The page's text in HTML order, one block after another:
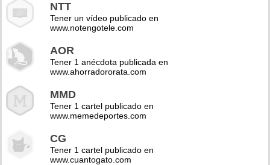
NTT
Tener un vídeo publicado en
www.notengotele.com
AOR
Tener 1 anécdota publicada en
www.ahorradororata.com
MMD
Tener 1 cartel publicado en
www.memedeportes.com
CG
Tener 1 cartel publicado en
www.cuantogato.com